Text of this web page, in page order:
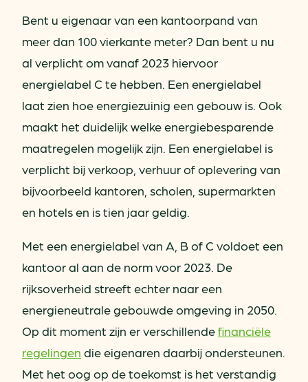
Bent u eigenaar van een kantoorpand van
meer dan 100 vierkante meter? Dan bent u nu
al verplicht om vanaf 2023 hiervoor
energielabel C te hebben. Een energielabel
laat zien hoe energiezuinig een gebouw is. Ook
maakt het duidelijk welke energiebesparende
maatregelen mogelijk zijn. Een energielabel is
verplicht bij verkoop, verhuur of oplevering van
bijvoorbeeld kantoren, scholen, supermarkten
en hotels en is tien jaar geldig.
Met een energielabel van A, B of C voldoet een
kantoor al aan de norm voor 2023. De
rijksoverheid streeft echter naar een
energieneutrale gebouwde omgeving in 2050.
Op dit moment zijn er verschillendefinanciële
regelingen die eigenaren daarbij ondersteunen.
Met het oog op de toekomst is het verstandig